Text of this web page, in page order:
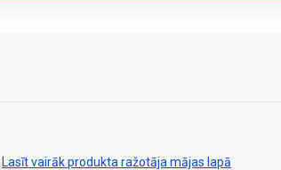
Lasīt vairāk produkta ražotāja mājas lapā